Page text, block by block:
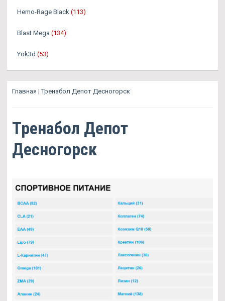
Hemo-Rage Black (113)
Blast Mega (134)
Yok3d (53)
Главная |Тренабол Депот Десногорск
Тренабол Депот
Десногорск